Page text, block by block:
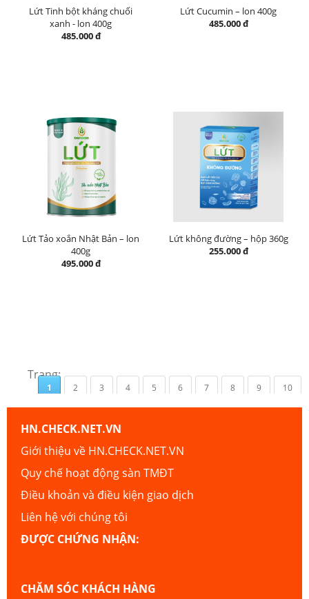
Lứt Tinh bột kháng chuối
xanh - lon 400g
485.000 đ
Lứt Cucumin – lon 400g
485.000 đ
Lứt Tảo xoắn Nhật Bản – lon
400g
495.000 đ
Lứt không đường – hộp 360g
255.000 đ
Trang:
1 2 3 4 5 6 7 8 9 10
HN.CHECK.NET.VN
Giới thiệu về HN.CHECK.NET.VN
Quy chế hoạt động sàn TMĐT
Điều khoản và điều kiện giao dịch
Liên hệ với chúng tôi
ĐƯỢC CHỨNG NHẬN:
CHĂM SÓC KHÁCH HÀNG